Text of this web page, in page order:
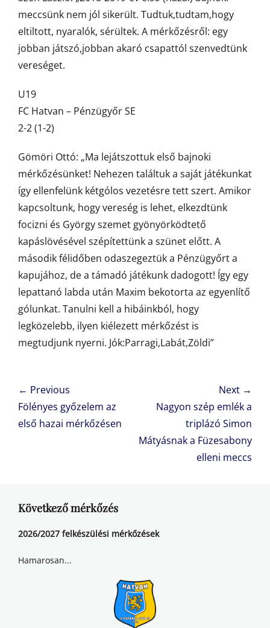
meccsünk nem jól sikerült. Tudtuk,tudtam,hogy
eltiltott, nyaralók, sérültek. A mérkőzésről: egy
jobban játszó,jobban akaró csapattól szenvedtünk
vereséget.
U19
FC Hatvan – Pénzügyőr SE
2-2 (1-2)
Gömöri Ottó: „Ma lejátszottuk első bajnoki
mérkőzésünket! Nehezen találtuk a saját játékunkat
így ellenfelünk kétgólos vezetésre tett szert. Amikor
kapcsoltunk, hogy vereség is lehet, elkezdtünk
focizni és György szemet gyönyörködtető
kapáslövésével szépítettünk a szünet előtt. A
második félidőben odaszegeztük a Pénzügyőrt a
kapujához, de a támadó játékunk dadogott! Így egy
lepattanó labda után Maxim bekotorta az egyenlítő
gólunkat. Tanulni kell a hibáinkból, hogy
legközelebb, ilyen kiélezett mérkőzést is
megtudjunk nyerni. Jók:Parragi,Labát,Zöldi”
Bejegyzés
navigáció
← Previous
Previous
post:
Fölényes győzelem az
első hazai mérkőzésen
Next →
Nagyon szép emlék a
triplázó Simon
Mátyásnak a Füzesabony
elleni meccs
Következő mérkőzés
2026/2027 felkészülési mérkőzések
Hamarosan...